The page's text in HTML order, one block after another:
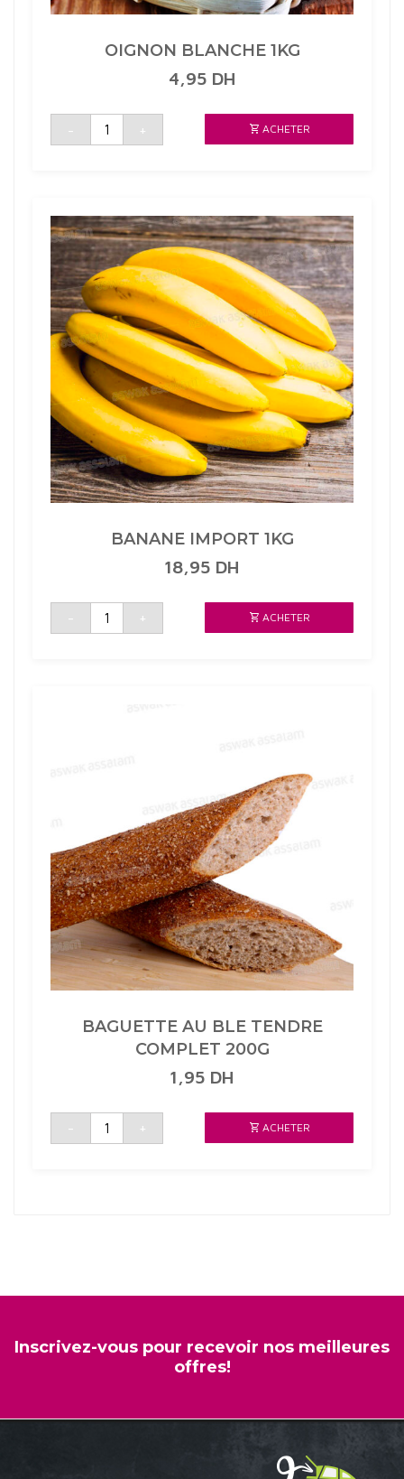
OIGNON BLANCHE 1KG
4,95 DH
-
quantité
OIGNON
+ ACHETER
BANANE IMPORT 1KG
18,95 DH
-
quantité
BANANE
+ ACHETER
BAGUETTE AU BLE TENDRE
COMPLET 200G
1,95 DH
-
quantité
BAGUETTE
+ ACHETER
Inscrivez-vous pour recevoir nos meilleures
offres!